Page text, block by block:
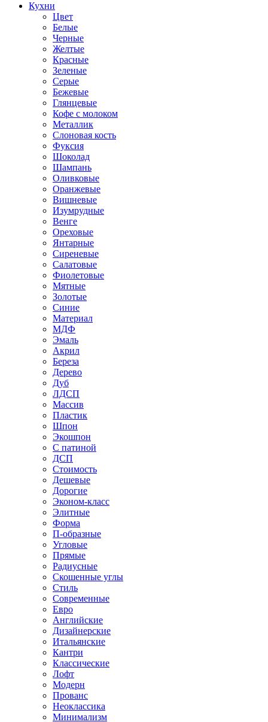
Кухни
Цвет
Белые
Черные
Желтые
Красные
Зеленые
Серые
Бежевые
Глянцевые
Кофе с молоком
Металлик
Слоновая кость
Фуксия
Шоколад
Шампань
Оливковые
Оранжевые
Вишневые
Изумрудные
Венге
Ореховые
Янтарные
Сиреневые
Салатовые
Фиолетовые
Мятные
Золотые
Синие
Материал
МДФ
Эмаль
Акрил
Береза
Дерево
Дуб
ЛДСП
Массив
Пластик
Шпон
Экошпон
С патиной
ДСП
Стоимость
Дешевые
Дорогие
Эконом-класс
Элитные
Форма
П-образные
Угловые
Прямые
Радиусные
Скошенные углы
Стиль
Современные
Евро
Английские
Дизайнерские
Итальянские
Кантри
Классические
Лофт
Модерн
Прованс
Неоклассика
Минимализм